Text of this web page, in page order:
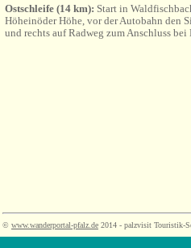
Ostschleife (14 km): Start in
Höheinöder Höhe, vor der Autobahn den
und rechts auf Radweg zum Anschluss bei
© www.wanderportal-pfalz.de 2014 - palzvisit Touristik-